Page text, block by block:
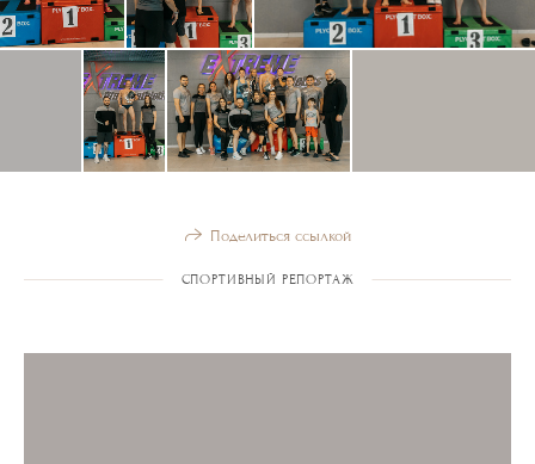
Поделиться ссылкой
СПОРТИВНЫЙ РЕПОРТАЖ